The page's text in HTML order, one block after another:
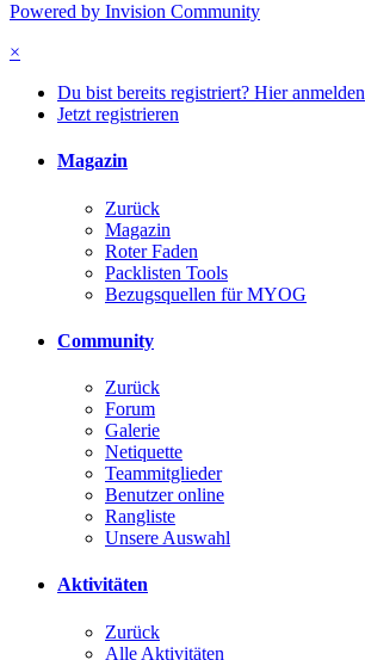
Powered by Invision Community
×
Du bist bereits registriert? Hier anmelden
Jetzt registrieren
Magazin
Zurück
Magazin
Roter Faden
Packlisten Tools
Bezugsquellen für MYOG
Community
Zurück
Forum
Galerie
Netiquette
Teammitglieder
Benutzer online
Rangliste
Unsere Auswahl
Aktivitäten
Zurück
Alle Aktivitäten